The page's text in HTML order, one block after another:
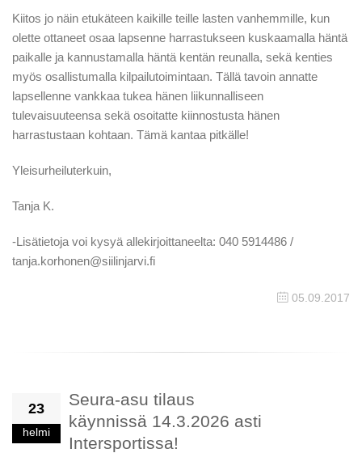
Kiitos jo näin etukäteen kaikille teille lasten vanhemmille, kun
olette ottaneet osaa lapsenne harrastukseen kuskaamalla häntä
paikalle ja kannustamalla häntä kentän reunalla, sekä kenties
myös osallistumalla kilpailutoimintaan. Tällä tavoin annatte
lapsellenne vankkaa tukea hänen liikunnalliseen
tulevaisuuteensa sekä osoitatte kiinnostusta hänen
harrastustaan kohtaan. Tämä kantaa pitkälle!
Yleisurheiluterkuin,
Tanja K.
-Lisätietoja voi kysyä allekirjoittaneelta: 040 5914486 /
tanja.korhonen@siilinjarvi.fi
05.09.2017
23
helmi
Seura-asu tilaus
käynnissä 14.3.2026 asti
Intersportissa!